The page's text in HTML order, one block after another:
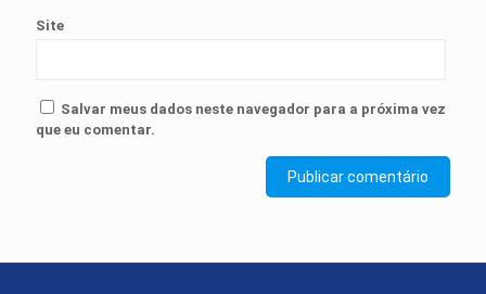
Site
Salvar meus dados neste navegador para a próxima vez
que eu comentar.